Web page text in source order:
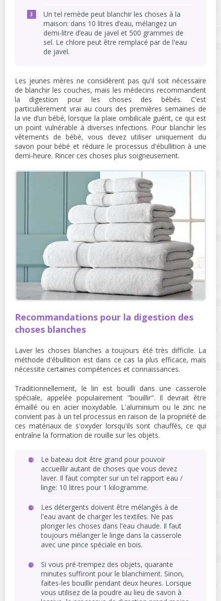
Un tel remède peut blanchir les choses à la
maison: dans 10 litres d’eau, mélangez un
demi-litre d’eau de javel et 500 grammes de
sel. Le chlore peut être remplacé par de l'eau
de javel.
Les jeunes mères ne considèrent pas qu'il soit nécessaire
de blanchir les couches, mais les médecins recommandent
la digestion pour les choses des bébés. C’est
particulièrement vrai au cours des premières semaines de
la vie d’un bébé, lorsque la plaie ombilicale guérit, ce qui est
un point vulnérable à diverses infections. Pour blanchir les
vêtements de bébé, vous devez utiliser uniquement du
savon pour bébé et réduire le processus d'ébullition à une
demi-heure. Rincer ces choses plus soigneusement.
Recommandations pour la digestion des
choses blanches
Laver les choses blanches a toujours été très difficile. La
méthode d'ébullition est dans ce cas la plus efficace, mais
nécessite certaines compétences et connaissances.
Traditionnellement, le lin est bouilli dans une casserole
spéciale, appelée populairement "bouillir". Il devrait être
émaillé ou en acier inoxydable. L'aluminium ou le zinc ne
convient pas à un tel processus en raison de la propriété de
ces matériaux de s'oxyder lorsqu'ils sont chauffés, ce qui
entraîne la formation de rouille sur les objets.
Le bateau doit être grand pour pouvoir
accueillir autant de choses que vous devez
laver. Il faut compter sur un tel rapport eau /
linge: 10 litres pour 1 kilogramme.
Les détergents doivent être mélangés à de
l'eau avant de charger les textiles. Ne pas
plonger les choses dans l'eau chaude. Il faut
toujours mélanger le linge dans la casserole
avec une pince spéciale en bois.
Si vous pré-trempez des objets, quarante
minutes suffiront pour le blanchiment. Sinon,
faites-les bouillir pendant deux heures. Lorsque
vous utilisez de la poudre au lieu de savon à